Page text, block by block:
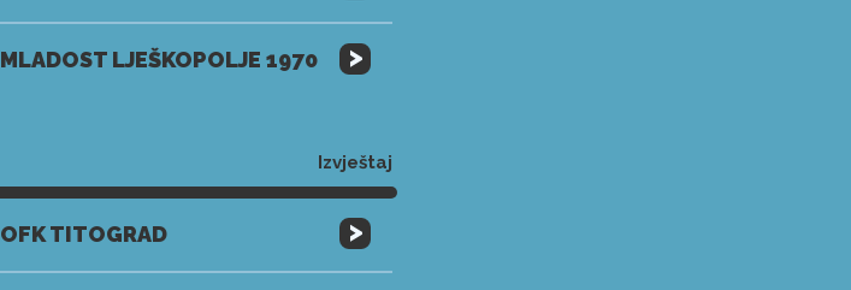
MLADOST LJEŠKOPOLJE 1970 >
Izvještaj
OFK TITOGRAD >